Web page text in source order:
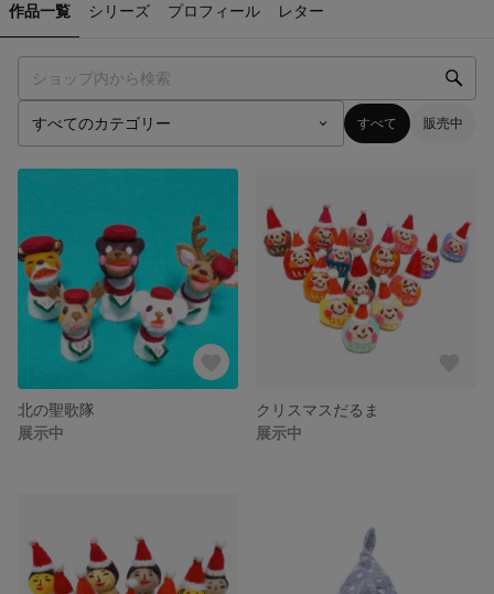
作品一覧 シリーズ プロフィール レター
すべて 販売中
北の聖歌隊
展示中
クリスマスだるま
展示中